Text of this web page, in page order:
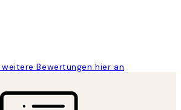
Bewertungen hier an